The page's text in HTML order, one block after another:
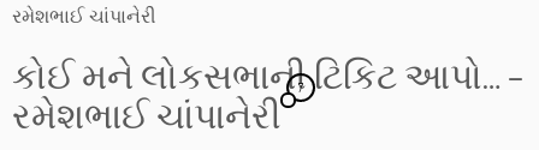
content
રમેશભાઈ ચાંપાનેરી
કોઈ મને લોકસભાની ટિકિટ આપો… –
રમેશભાઈ ચાંપાનેરી
7